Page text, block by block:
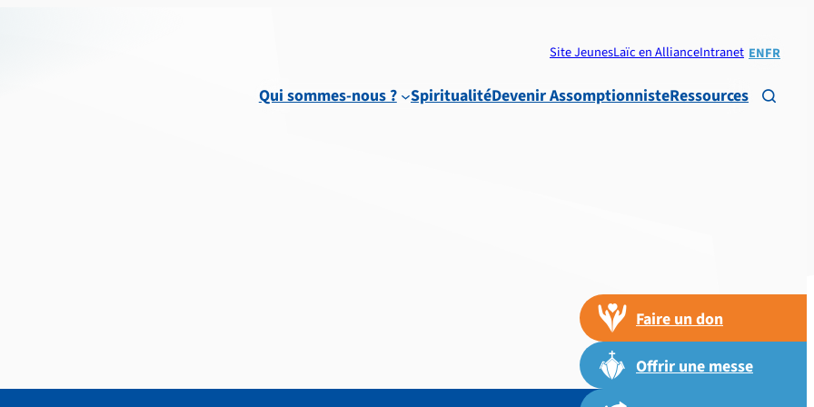
Site JeunesLaïc en AllianceIntranet ENFR
Qui sommes-nous ? SpiritualitéDevenir AssomptionnisteRessources 
Faire un don
Offrir une messe